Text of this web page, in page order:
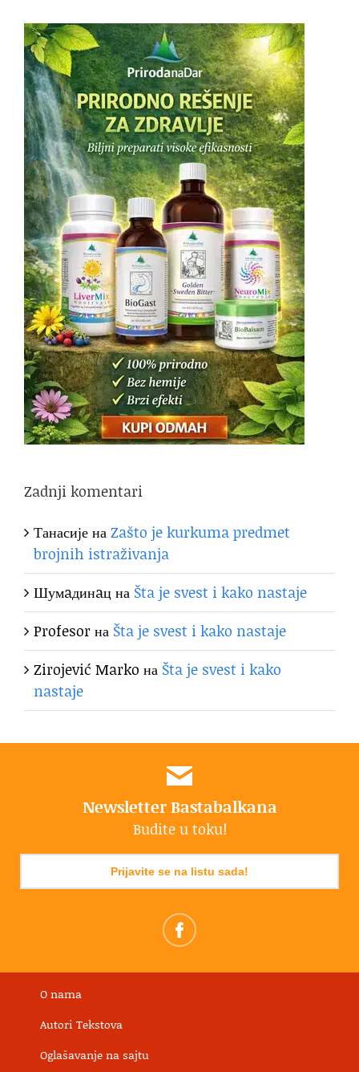
Zadnji komentari
ТанасијенаZašto je kurkuma predmet
brojnih istraživanja
Шумaдинaцна Šta je svest i kako nastaje
Profesorна Šta je svest i kako nastaje
Zirojević Marko на Šta je svest i kako
nastaje
Newsletter Bastabalkana
Budite u toku!
Prijavite se na listu sada!
O nama
Autori Tekstova
Oglašavanje na sajtu